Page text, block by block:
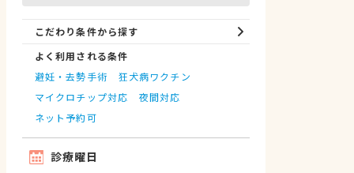
こだわり条件から探す
よく利用される条件
避妊・去勢手術
狂犬病ワクチン
マイクロチップ対応
夜間対応
ネット予約可
診療曜日